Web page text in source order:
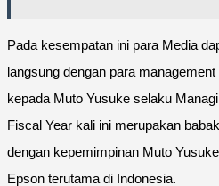
Pada kesempatan ini para Media
langsung dengan para
kepada Muto Yusuke selaku
Fiscal Year kali ini merupakan
dengan kepemimpinan Muto
Epson terutama di Indonesia.